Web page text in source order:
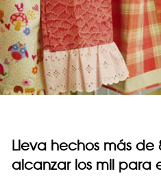
Lleva hechos más de
alcanzar los mil para